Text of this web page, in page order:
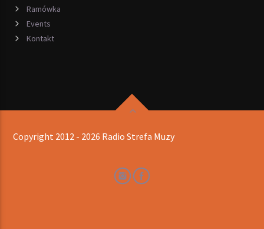
Ramówka
Events
Kontakt
Copyright 2012 - 2026 Radio Strefa Muzy